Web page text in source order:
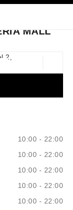
.
MALL
MALL
2,
MARASSI
10:00 - 22:00
10:00 - 22:00
10:00 - 22:00
10:00 - 22:00
10:00 - 22:00